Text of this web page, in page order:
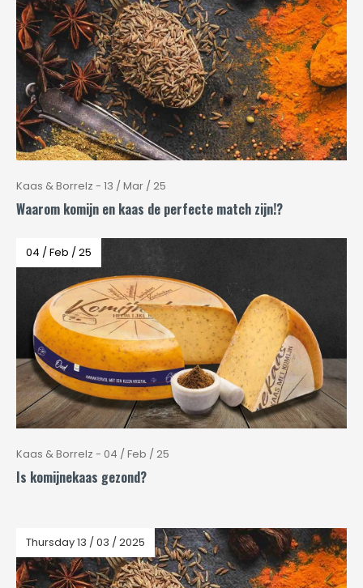
Kaas & Borrelz - 13 / Mar / 25
Waarom komijn en kaas de perfecte match zijn!?
04 / Feb / 25
Kaas & Borrelz - 04 / Feb / 25
Is komijnekaas gezond?
Thursday 13 / 03 / 2025